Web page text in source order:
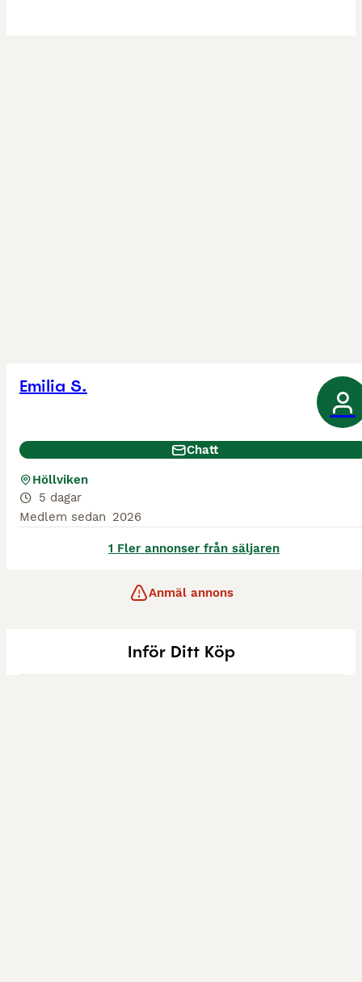
Emilia S.
Chatt
Höllviken
5 dagar
Medlem sedan 2026
1 Fler annonser från säljaren
Anmäl annons
Inför Ditt Köp